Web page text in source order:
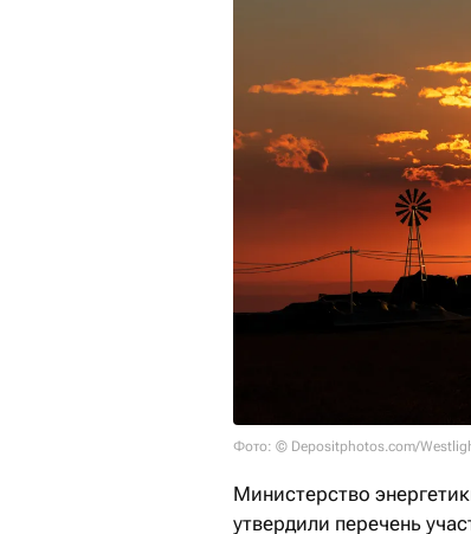
Фото: © Depositphotos.com/
Министерство
утвердили перечень